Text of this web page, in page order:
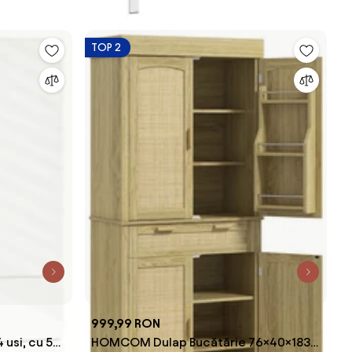
usi, cu 5
TOP 2
999,99 RON
HOMCOM Dulap Bucătărie 76×40×183